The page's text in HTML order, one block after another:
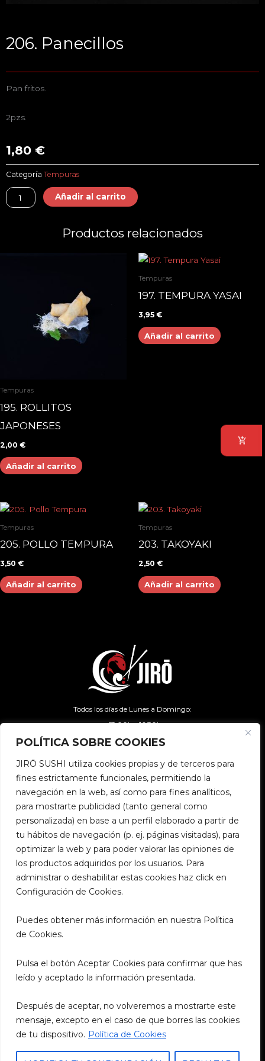
POLÍTICA SOBRE COOKIES
JIRŌ SUSHI utiliza cookies propias y de terceros para
fines estrictamente funcionales, permitiendo la
navegación en la web, así como para fines analíticos,
para mostrarte publicidad (tanto general como
personalizada) en base a un perfil elaborado a partir de
tu hábitos de navegación (p. ej. páginas visitadas), para
optimizar la web y para poder valorar las opiniones de
los productos adquiridos por los usuarios. Para
administrar o deshabilitar estas cookies haz click en
Configuración de Cookies.
Puedes obtener más información en nuestra Política
de Cookies.
Pulsa el botón Aceptar Cookies para confirmar que has
leído y aceptado la información presentada.
Después de aceptar, no volveremos a mostrarte este
mensaje, excepto en el caso de que borres las cookies
de tu dispositivo. Política de Cookies
206. Panecillos
Pan fritos.
2pzs.
1,80 €
Categoría Tempuras
206.
Panecillos
Añadir al carrito
Productos relacionados
Tempuras
195. ROLLITOS
JAPONESES
2,00 €
Añadir al carrito
Tempuras
197. TEMPURA YASAI
3,95 €
Añadir al carrito
Tempuras
205. POLLO TEMPURA
3,50 €
Añadir al carrito
Tempuras
203. TAKOYAKI
2,50 €
Añadir al carrito
Todos los días de Lunes a Domingo:
- 13:00h - 16:30h
- 20:00h – 00:00h
Santander
633 648 266
jirosushisantander@outlook.es
Plaza de la Esperanza, 6, 39002
Granollers
932 319 077
Plaça de la Corona, 2, 08402
Políticas Legales